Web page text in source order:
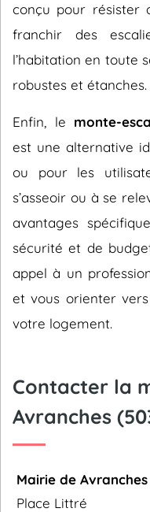
conçu pour résister
franchir des
l’habitation en toute
robustes et étanches.
Enfin, le monte-
est une alternative
ou pour les
s’asseoir ou à se
avantages
sécurité et de
appel à un
et vous orienter
votre logement.
Contacter la
Avranches
Mairie de Avranches
Place Littré